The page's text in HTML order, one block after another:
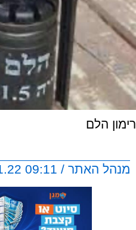
רימון הלם
מנהל האתר / 09:11 16.11.22